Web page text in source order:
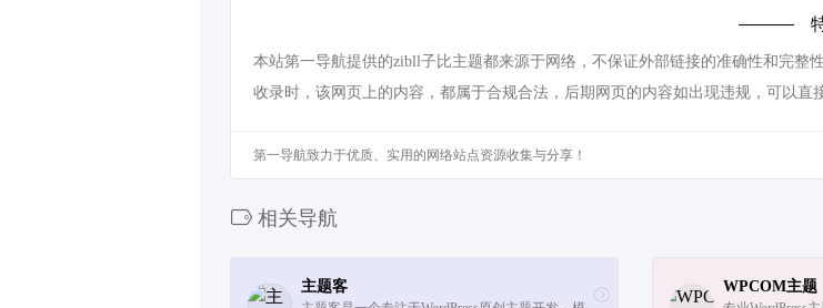
本站第一导航提供的zibll子比主题都来源于网络，不保证外部链接的准确性和完整
收录时，该网页上的内容，都属于合规合法，后期网页的内容如出现违规，可以直
第一导航致力于优质、实用的网络站点资源收集与分享！
相关导航
主题客 WPCOM主题